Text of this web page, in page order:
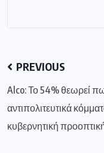
PREVIOUS
Alco: Το 54% θεωρεί
αντιπολιτευτικά
κυβερνητική